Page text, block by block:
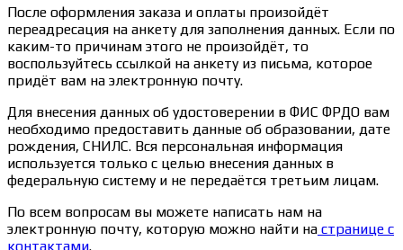
После оформления заказа и оплаты произойдёт
переадресация на анкету для заполнения данных. Если по
каким-то причинам этого не произойдёт, то
воспользуйтесь ссылкой на анкету из письма, которое
придёт вам на электронную почту.
Для внесения данных об удостоверении в ФИС ФРДО вам
необходимо предоставить данные об образовании, дате
рождения, СНИЛС. Вся персональная информация
используется только с целью внесения данных в
федеральную систему и не передаётся третьим лицам.
По всем вопросам вы можете написать нам на
электронную почту, которую можно найти на странице с
контактами.